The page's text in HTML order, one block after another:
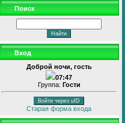
Поиск
Вход
Доброй ночи, гость
07:47
Группа: Гости
Войти через uID
Старая форма входа